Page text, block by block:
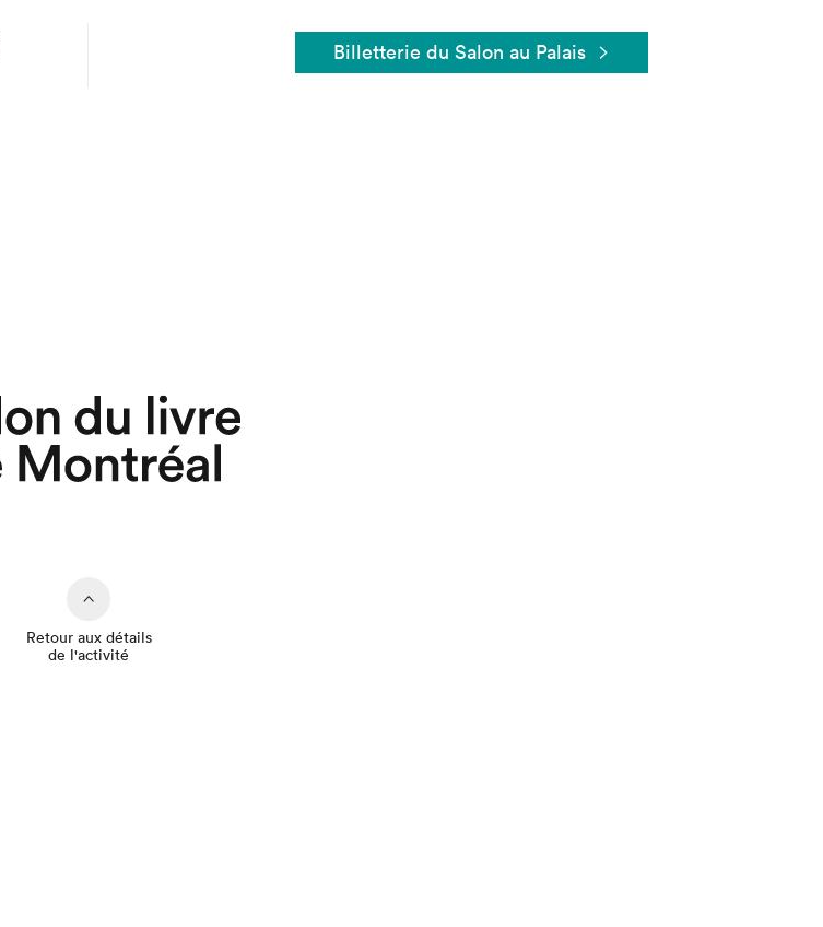
Billetterie du Salon au Palais
Retour aux détails
de l'activité